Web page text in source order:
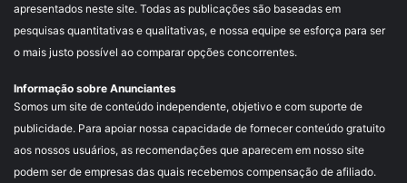
apresentados neste site. Todas as publicações são baseadas em
pesquisas quantitativas e qualitativas, e nossa equipe se esforça para ser
o mais justo possível ao comparar opções concorrentes.
Informação sobre Anunciantes
Somos um site de conteúdo independente, objetivo e com suporte de
publicidade. Para apoiar nossa capacidade de fornecer conteúdo gratuito
aos nossos usuários, as recomendações que aparecem em nosso site
podem ser de empresas das quais recebemos compensação de afiliado.